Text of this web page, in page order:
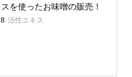
を使ったお味噌の販売！
活性エキス